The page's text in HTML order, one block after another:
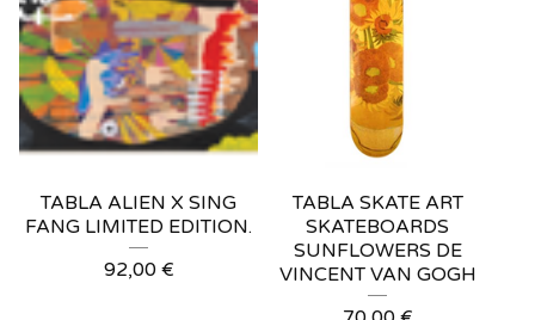
TABLA ALIEN X SING
FANG LIMITED EDITION.
92,00 €
TABLA SKATE ART
SKATEBOARDS
SUNFLOWERS DE
VINCENT VAN GOGH